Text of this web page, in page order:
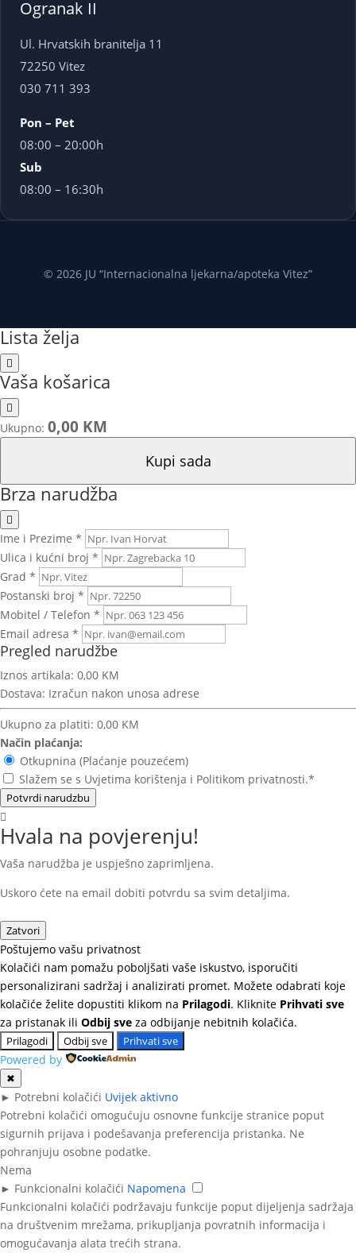
Ogranak II
Ul. Hrvatskih branitelja 11
72250 Vitez
030 711 393
Pon – Pet
08:00 – 20:00h
Sub
08:00 – 16:30h
© 2026 JU “Internacionalna ljekarna/apoteka Vitez”
Lista želja
Vaša košarica
Ukupno: 0,00 KM
Kupi sada
Brza narudžba
Ime i Prezime *
Ulica i kućni broj *
Grad *
Postanski broj *
Mobitel / Telefon *
Email adresa *
Pregled narudžbe
Iznos artikala: 0,00 KM
Dostava: Izračun nakon unosa adrese
Ukupno za platiti: 0,00 KM
Način plaćanja:
Otkupnina (Plaćanje pouzećem)
Slažem se s Uvjetima korištenja i Politikom privatnosti.*
Potvrdi narudzbu
Hvala na povjerenju!
Vaša narudžba je uspješno zaprimljena.
Uskoro ćete na email dobiti potvrdu sa svim detaljima.
Zatvori
Poštujemo vašu privatnost
Kolačići nam pomažu poboljšati vaše iskustvo, isporučiti
personalizirani sadržaj i analizirati promet. Možete odabrati koje
kolačiće želite dopustiti klikom na Prilagodi. Kliknite Prihvati sve
za pristanak ili Odbij sve za odbijanje nebitnih kolačića.
Prilagodi Odbij sve Prihvati sve
Powered by
✖
► Potrebni kolačići Uvijek aktivno
Potrebni kolačići omogućuju osnovne funkcije stranice poput
sigurnih prijava i podešavanja preferencija pristanka. Ne
pohranjuju osobne podatke.
Nema
► Funkcionalni kolačići Napomena
Funkcionalni kolačići podržavaju funkcije poput dijeljenja sadržaja
na društvenim mrežama, prikupljanja povratnih informacija i
omogućavanja alata trećih strana.